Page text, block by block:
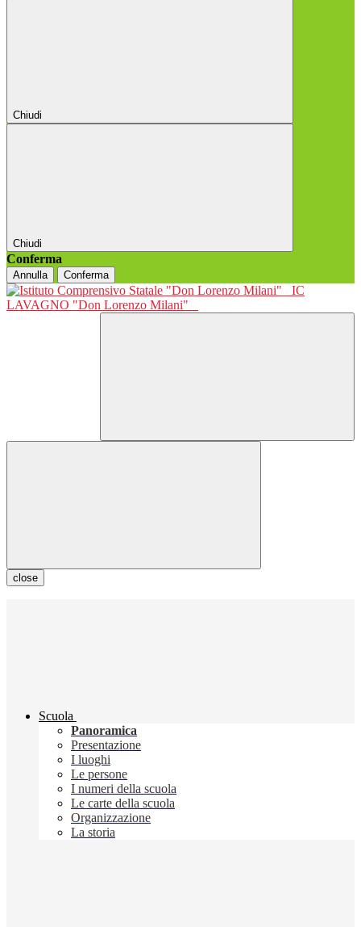
Chiudi
Chiudi
Conferma
Annulla Conferma
IC
LAVAGNO "Don Lorenzo Milani"
close
Scuola
Panoramica
Presentazione
I luoghi
Le persone
I numeri della scuola
Le carte della scuola
Organizzazione
La storia